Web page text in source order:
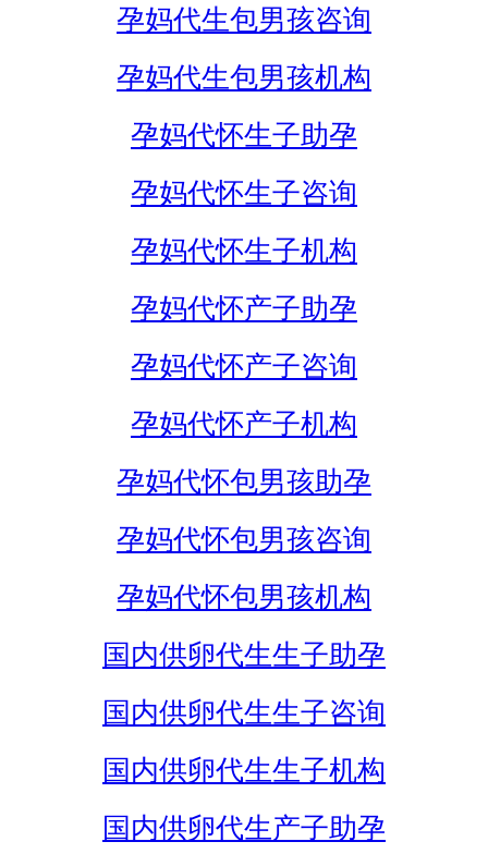
孕妈代生包男孩咨询
孕妈代生包男孩机构
孕妈代怀生子助孕
孕妈代怀生子咨询
孕妈代怀生子机构
孕妈代怀产子助孕
孕妈代怀产子咨询
孕妈代怀产子机构
孕妈代怀包男孩助孕
孕妈代怀包男孩咨询
孕妈代怀包男孩机构
国内供卵代生生子助孕
国内供卵代生生子咨询
国内供卵代生生子机构
国内供卵代生产子助孕